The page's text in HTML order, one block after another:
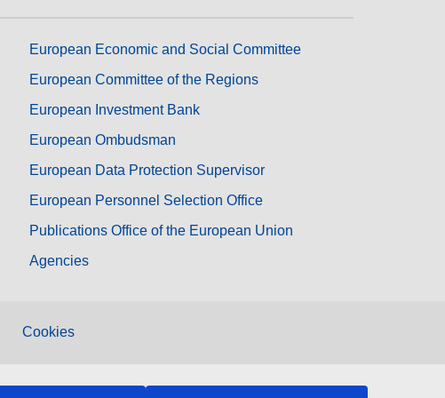
European Economic and Social Committee
European Committee of the Regions
European Investment Bank
European Ombudsman
European Data Protection Supervisor
European Personnel Selection Office
Publications Office of the European Union
Agencies
Cookies